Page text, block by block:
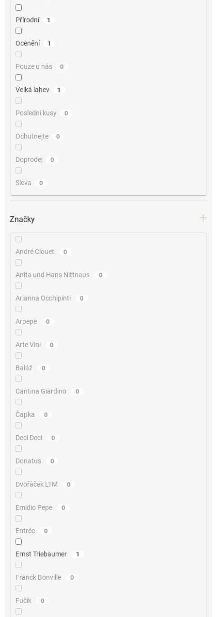
Přírodní 1
Ocenění 1
Pouze u nás 0
Velká lahev 1
Poslední kusy 0
Ochutnejte 0
Doprodej 0
Sleva 0
Značky
André Clouet 0
Anita und Hans Nittnaus 0
Arianna Occhipinti 0
Arpepe 0
Arte Vini 0
Baláž 0
Cantina Giardino 0
Čapka 0
Deci Deci 0
Donatus 0
Dvořáček LTM 0
Emidio Pepe 0
Entrée 0
Ernst Triebaumer 1
Franck Bonville 0
Fučík 0